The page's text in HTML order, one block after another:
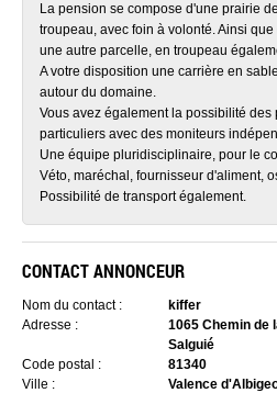
La pension se compose d'une prairie
troupeau, avec foin à volonté. Ainsi
une autre parcelle, en troupeau
A votre disposition une carrière en
autour du domaine.
Vous avez également la possibilité des
particuliers avec des moniteurs
Une équipe pluridisciplinaire, pour le
Véto, maréchal, fournisseur d'aliment,
Possibilité de transport également.
CONTACT ANNONCEUR
Nom du contact :
kiffer
Adresse :
1065 Chemin de
Salguié
Code postal :
81340
Ville :
Valence